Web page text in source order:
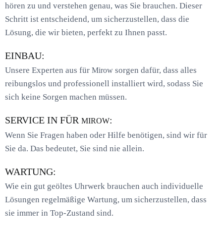
hören zu und verstehen genau, was Sie brauchen. Dieser
Schritt ist entscheidend, um sicherzustellen, dass die
Lösung, die wir bieten, perfekt zu Ihnen passt.
EINBAU:
Unsere Experten aus für Mirow sorgen dafür, dass alles
reibungslos und professionell installiert wird, sodass Sie
sich keine Sorgen machen müssen.
SERVICE IN FÜR MIROW:
Wenn Sie Fragen haben oder Hilfe benötigen, sind wir für
Sie da. Das bedeutet, Sie sind nie allein.
WARTUNG:
Wie ein gut geöltes Uhrwerk brauchen auch individuelle
Lösungen regelmäßige Wartung, um sicherzustellen, dass
sie immer in Top-Zustand sind.